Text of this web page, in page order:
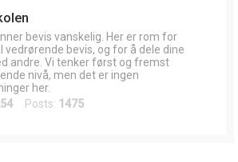
bevis vanskelig. Her er rom for
vedrørende bevis, og for å dele dine
andre. Vi tenker først og fremst
nivå, men det er ingen
her.
Posts: 1475